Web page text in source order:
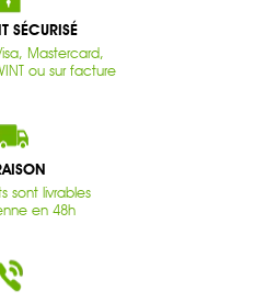
SÉCURISÉ
Mastercard,
ou sur facture
sont livrables
en 48h